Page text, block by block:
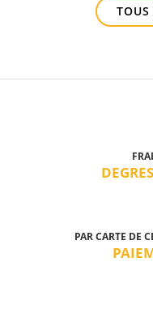
PAR CARTE DE